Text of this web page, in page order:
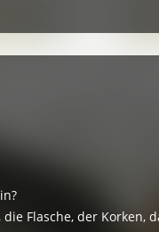
Flasche, der Korken,